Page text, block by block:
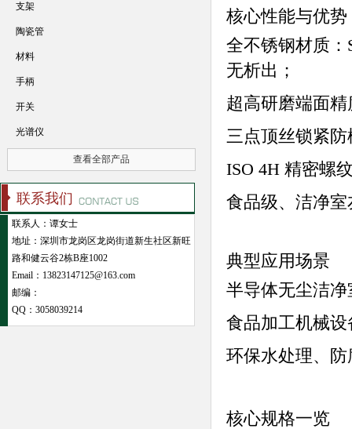
核心性能与优势
全不锈钢材质：
无析出；
超高研磨端面
三点顶丝锁紧
ISO 4H 精密螺
食品级、洁净
典型应用场景
半导体无尘洁
食品加工机械
环保水处理、
核心规格一览
支架
陶瓷管
材料
手柄
开关
光谱仪
查看全部产品
联系我们
联系人：谭女士
地址：深圳市龙岗区龙岗街道新生社区新旺
路和健云谷2栋B座1002
Email：13823147125@163.com
邮编：
QQ： 3058039214